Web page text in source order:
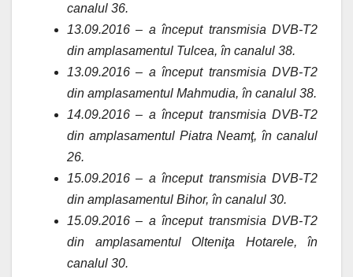
canalul 36.
13.09.2016 – a început transmisia DVB-T2
din amplasamentul Tulcea, în canalul 38.
13.09.2016 – a început transmisia DVB-T2
din amplasamentul Mahmudia, în canalul 38.
14.09.2016 – a început transmisia DVB-T2
din amplasamentul Piatra Neamţ, în canalul
26.
15.09.2016 – a început transmisia DVB-T2
din amplasamentul Bihor, în canalul 30.
15.09.2016 – a început transmisia DVB-T2
din amplasamentul Olteniţa Hotarele, în
canalul 30.